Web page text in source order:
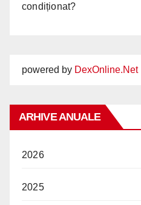
condiționat?
powered by DexOnline.Net
ARHIVE ANUALE
2026
2025